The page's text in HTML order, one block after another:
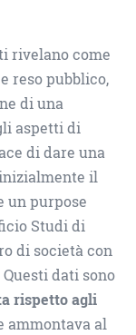
rivelano come
e reso pubblico,
di una
aspetti di
di dare una
il
un purpose
Studi di
di società con
dati sono
rispetto agli
ammontava al